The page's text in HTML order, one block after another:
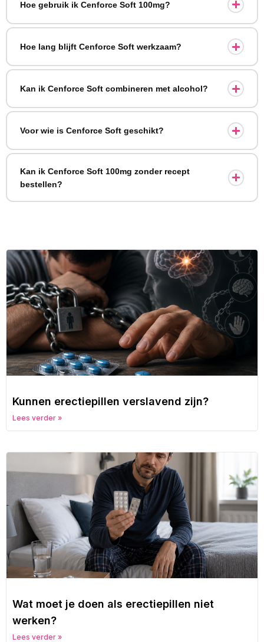
Hoe gebruik ik Cenforce Soft 100mg?
Hoe lang blijft Cenforce Soft werkzaam?
Kan ik Cenforce Soft combineren met alcohol?
Voor wie is Cenforce Soft geschikt?
Kan ik Cenforce Soft 100mg zonder recept
bestellen?
Kunnen erectiepillen verslavend zijn?
Lees verder »
Wat moet je doen als erectiepillen niet
werken?
Lees verder »